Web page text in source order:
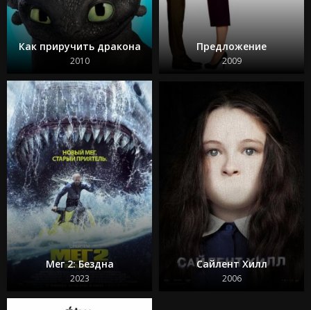
Как приручить дракона
2010
Предложение
2009
Мег 2: Бездна
2023
Сайлент Хилл
2006